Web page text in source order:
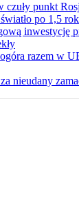
czuły punkt
po 1,5
inwestycję
razem w
nieudany